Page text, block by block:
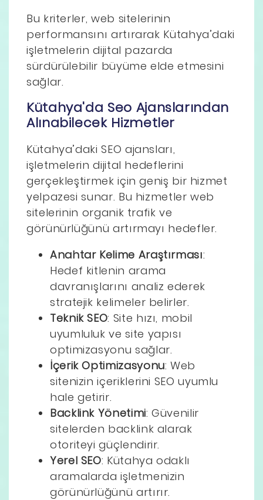
Bu kriterler, web sitelerinin
performansını artırarak Kütahya’daki
işletmelerin dijital pazarda
sürdürülebilir büyüme elde etmesini
sağlar.
Kütahya'da Seo Ajanslarından
Alınabilecek Hizmetler
Kütahya’daki SEO ajansları,
işletmelerin dijital hedeflerini
gerçekleştirmek için geniş bir hizmet
yelpazesi sunar. Bu hizmetler web
sitelerinin organik trafik ve
görünürlüğünü artırmayı hedefler.
Anahtar Kelime Araştırması:
Hedef kitlenin arama
davranışlarını analiz ederek
stratejik kelimeler belirler.
Teknik SEO: Site hızı, mobil
uyumluluk ve site yapısı
optimizasyonu sağlar.
İçerik Optimizasyonu: Web
sitenizin içeriklerini SEO uyumlu
hale getirir.
Backlink Yönetimi: Güvenilir
sitelerden backlink alarak
otoriteyi güçlendirir.
Yerel SEO: Kütahya odaklı
aramalarda işletmenizin
görünürlüğünü artırır.